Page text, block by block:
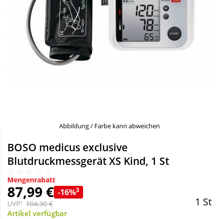
Schnäppchen
Körperpflege & Kosmetik
Liebe & Erotik
Natur & Homöopathie
Sanitätshaus
Sport & Fitness
Abbildung / Farbe kann abweichen
BOSO medicus exclusive
Blutdruckmessgerät XS Kind, 1 St
Mengenrabatt
87,99 € -16%3
UVP¹ 104,30 € 1 St
Artikel verfügbar